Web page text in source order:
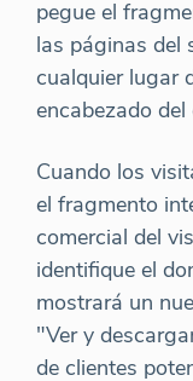
pegue el
las páginas del
cualquier lugar
encabezado
Cuando los
el fragmento
comercial del
identifique el
mostrará un
"Ver y
de clientes